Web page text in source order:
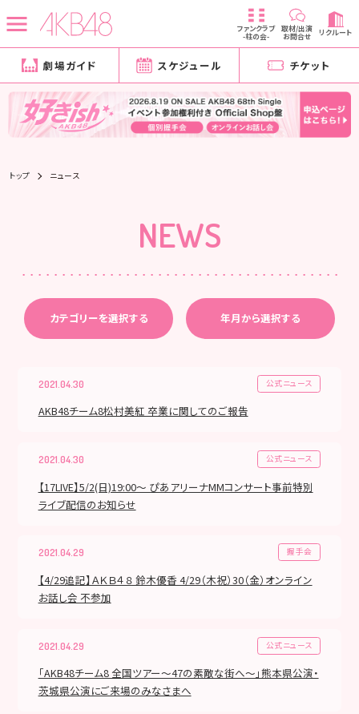
ファンクラブ
-柱の会-
取材/出演
お問合せ リクルート
劇場ガイド スケジュール チケット
トップ ニュース
NEWS
カテゴリーを選択する 年月から選択する
2021.04.30 公式ニュース
AKB48チーム8松村美紅 卒業に関してのご報告
2021.04.30 公式ニュース
【17LIVE】5/2(日)19:00〜 ぴあアリーナMMコンサート事前特別
ライブ配信のお知らせ
2021.04.29 握手会
【4/29追記】ＡＫＢ４８ 鈴木優香 4/29（木祝）30（金）オンライン
お話し会 不参加
2021.04.29 公式ニュース
「AKB48チーム8 全国ツアー～47の素敵な街へ～」熊本県公演・
茨城県公演にご来場のみなさまへ